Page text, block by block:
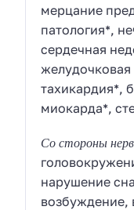
мерцание
патология*,
сердечная
тахикардия*,
миокарда*,
Со стороны
нарушение
возбуждение,